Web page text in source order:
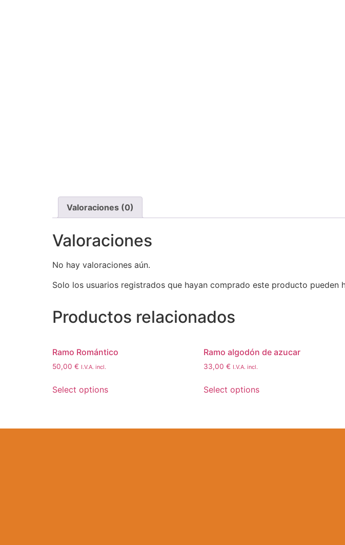
Valoraciones (0)
Valoraciones
No hay valoraciones aún.
Solo los usuarios registrados que hayan comprado este producto pueden
Productos relacionados
Ramo Romántico
50,00 € I.V.A. incl.
Select options
Ramo algodón de azucar
33,00 € I.V.A. incl.
Select options